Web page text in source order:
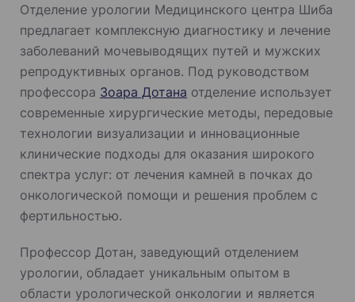
Отделение урологии Медицинского центра Шиба
предлагает комплексную диагностику и лечение
заболеваний мочевыводящих путей и мужских
репродуктивных органов. Под руководством
профессора Зоара Дотана отделение использует
современные хирургические методы, передовые
технологии визуализации и инновационные
клинические подходы для оказания широкого
спектра услуг: от лечения камней в почках до
онкологической помощи и решения проблем с
фертильностью.
Профессор Дотан, заведующий отделением
урологии, обладает уникальным опытом в
области урологической онкологии и является